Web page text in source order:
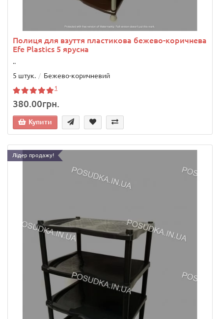
Полиця для взуття пластикова бежево-коричнева
Efe Plastics 5 ярусна
..
5 штук.
Бежево-коричневий
1
380.00грн.
Купити
Лідер продажу!